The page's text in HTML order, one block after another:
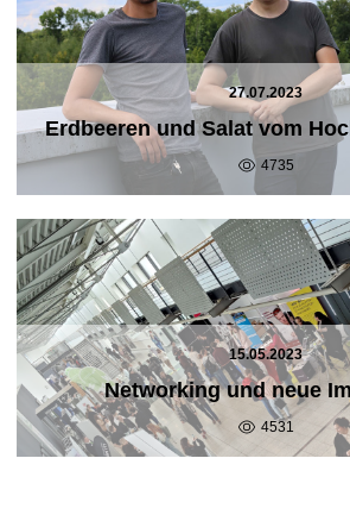
27.07.2023
Erdbeeren und Salat vom
4735
15.05.2023
Networking und neue
4531